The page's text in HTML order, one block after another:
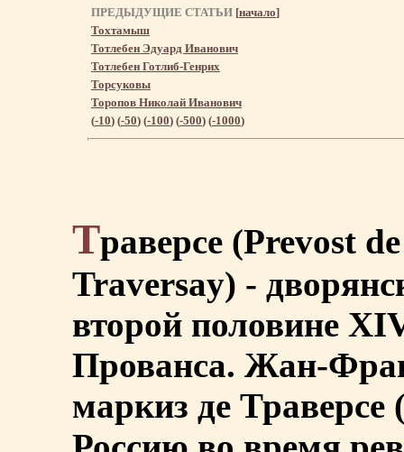
ПРЕДЫДУЩИЕ СТАТЬИ [начало]
Тохтамыш
Тотлебен Эдуард Иванович
Тотлебен Готлиб-Генрих
Торсуковы
Торопов Николай Иванович
(-10) (-50) (-100) (-500) (-1000)
Траверсе (Prevost
Traversay) -
второй половине
Прованса. Жан-
маркиз де Траверсе